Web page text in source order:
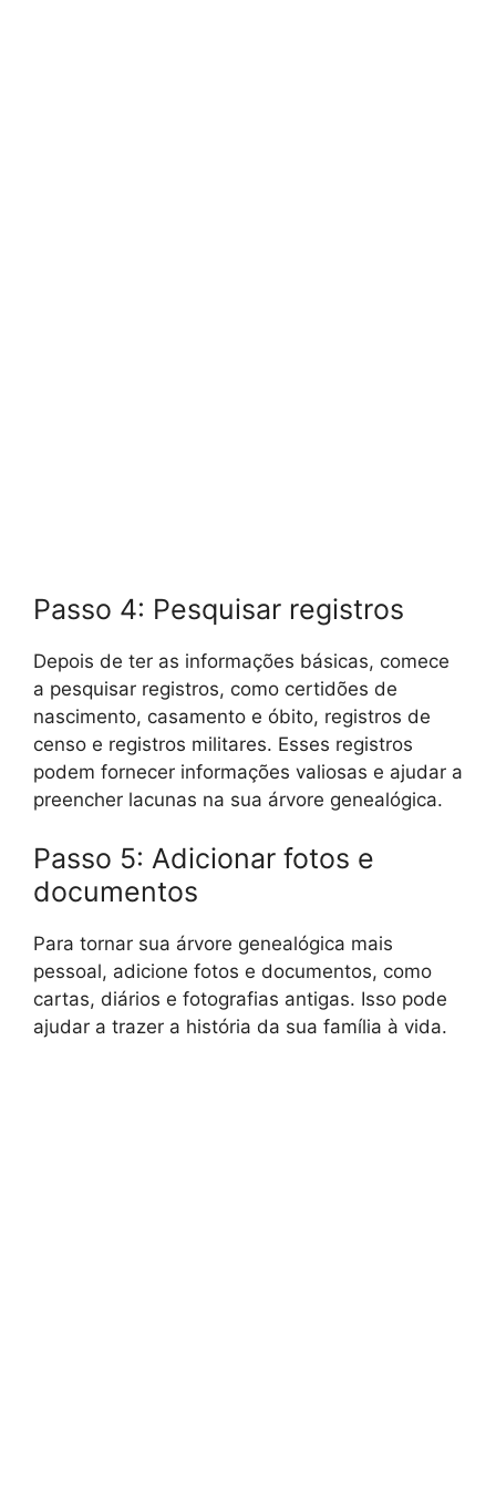
Passo 4: Pesquisar registros
Depois de ter as informações básicas, comece
a pesquisar registros, como certidões de
nascimento, casamento e óbito, registros de
censo e registros militares. Esses registros
podem fornecer informações valiosas e ajudar a
preencher lacunas na sua árvore genealógica.
Passo 5: Adicionar fotos e
documentos
Para tornar sua árvore genealógica mais
pessoal, adicione fotos e documentos, como
cartas, diários e fotografias antigas. Isso pode
ajudar a trazer a história da sua família à vida.